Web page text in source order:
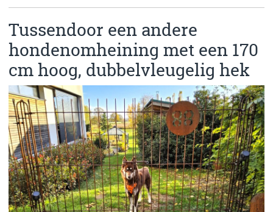
Tussendoor een andere
hondenomheining met een 170
cm hoog, dubbelvleugelig hek